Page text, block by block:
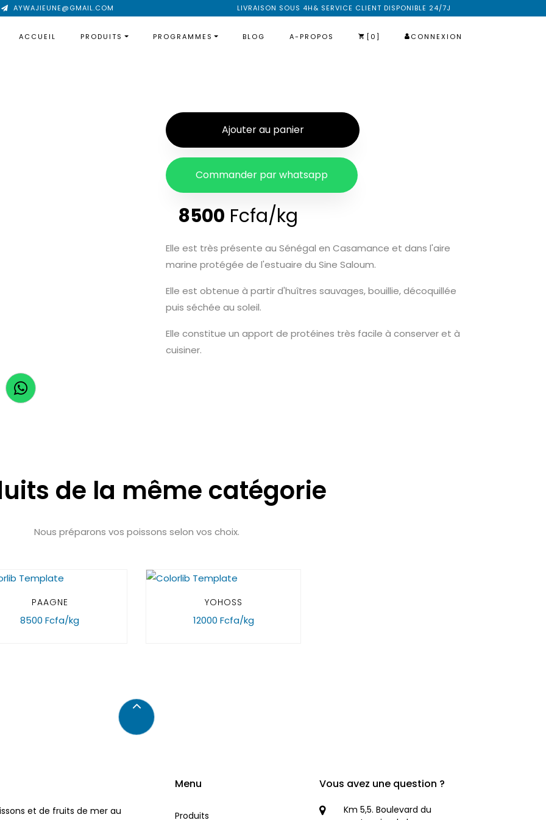
AYWAJIEUNE@GMAIL.COM LIVRAISON SOUS 4H& SERVICE CLIENT DISPONIBLE 24/7J
ACCUEIL PRODUITS PROGRAMMES BLOG A-PROPOS [0] CONNEXION
Ajouter au panier
Commander par whatsapp
8500 Fcfa/kg
Elle est très présente au Sénégal en Casamance et dans l'aire
marine protégée de l'estuaire du Sine Saloum.
Elle est obtenue à partir d'huîtres sauvages, bouillie, décoquillée
puis séchée au soleil.
Elle constitue un apport de protéines très facile à conserver et à
cuisiner.
de la même catégorie
Nous préparons vos poissons selon vos choix.
PAAGNE
8500 Fcfa/kg
YOHOSS
12000 Fcfa/kg
et de fruits de mer au
Menu
Produits
Vous avez une question ?
Km 5,5. Boulevard du